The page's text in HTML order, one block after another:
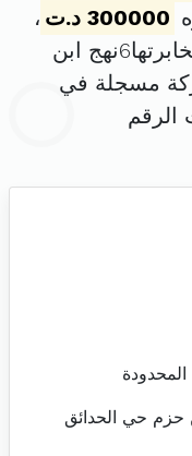
300000 د.ت
،
ويقع مقرها الرئيسي في محل مخابرتها6نهج ابن
مسجلة في
ابن حزم حي الحدائق